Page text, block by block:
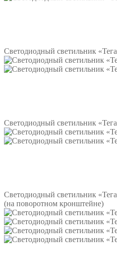
Светодиодный светильник
Светодиодный светильник
Светодиодный светильник
(на поворотном кронштейне)